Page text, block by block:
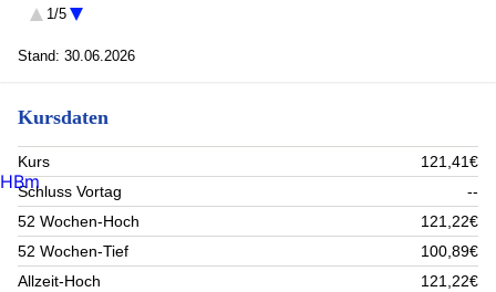
ASML Holding (3%)
Swisscanto LU Bond Fund Committed Emerging Markets (2.2%)
Siemens AG (1.2%)
1/5
Stand: 30.06.2026
Kursdaten
Kurs
121,41€
Schluss Vortag
--
52 Wochen-Hoch
121,22€
52 Wochen-Tief
100,89€
Allzeit-Hoch
121,22€
HBm